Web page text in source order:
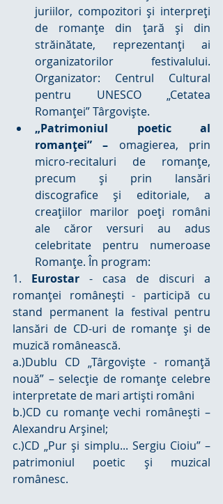
juriilor, compozitori şi interpreţi
de romanţe din ţară şi din
străinătate, reprezentanţi ai
organizatorilor festivalului.
Organizator: Centrul Cultural
pentru UNESCO „Cetatea
Romanţei” Târgovişte.
„Patrimoniul poetic al
romanţei” – omagierea, prin
micro-recitaluri de romanţe,
precum şi prin lansări
discografice şi editoriale, a
creaţiilor marilor poeţi români
ale căror versuri au adus
celebritate pentru numeroase
Romanţe. În program:
1. Eurostar - casa de discuri a
romanţei româneşti - participă cu
stand permanent la festival pentru
lansări de CD-uri de romanţe şi de
muzică românească.
a.)Dublu CD „Târgovişte - romanţă
nouă” – selecţie de romanţe celebre
interpretate de mari artişti români
b.)CD cu romanţe vechi românești –
Alexandru Arşinel;
c.)CD „Pur şi simplu... Sergiu Cioiu” –
patrimoniul poetic și muzical
românesc.